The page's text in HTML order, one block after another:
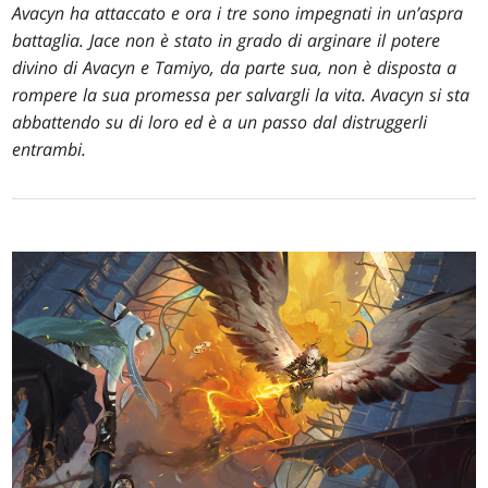
Avacyn ha attaccato e ora i tre sono impegnati in un’aspra
battaglia. Jace non è stato in grado di arginare il potere
divino di Avacyn e Tamiyo, da parte sua, non è disposta a
rompere la sua promessa per salvargli la vita. Avacyn si sta
abbattendo su di loro ed è a un passo dal distruggerli
entrambi.